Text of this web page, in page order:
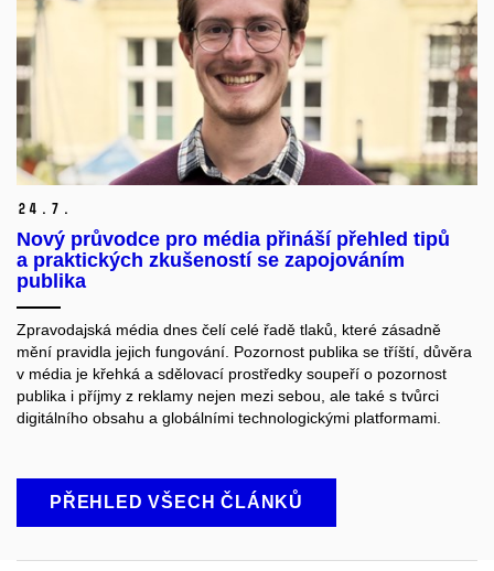
24. 7.
Nový průvodce pro média přináší přehled tipů
a praktických zkušeností se zapojováním
publika
Zpravodajská média dnes čelí celé řadě tlaků, které zásadně
mění pravidla jejich fungování. Pozornost publika se tříští, důvěra
v média je křehká a sdělovací prostředky soupeří o pozornost
publika i příjmy z reklamy nejen mezi sebou, ale také s tvůrci
digitálního obsahu a globálními technologickými platformami.
PŘEHLED VŠECH ČLÁNKŮ